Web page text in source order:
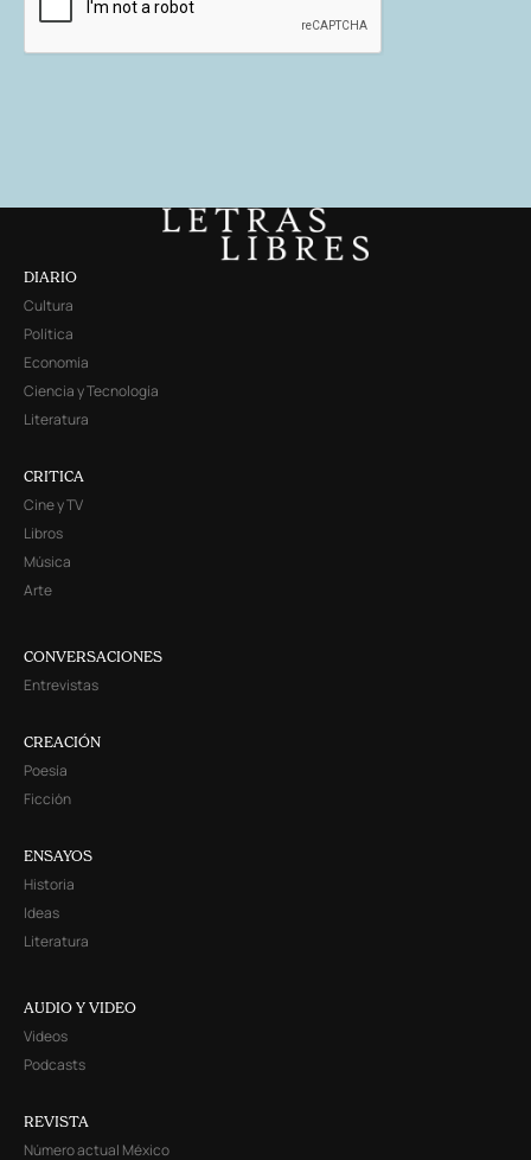
DIARIO
Cultura
Política
Economía
Ciencia y Tecnología
Literatura
CRITICA
Cine y TV
Libros
Música
Arte
CONVERSACIONES
Entrevistas
CREACIÓN
Poesía
Ficción
ENSAYOS
Historia
Ideas
Literatura
AUDIO Y VIDEO
Videos
Podcasts
REVISTA
Número actual México